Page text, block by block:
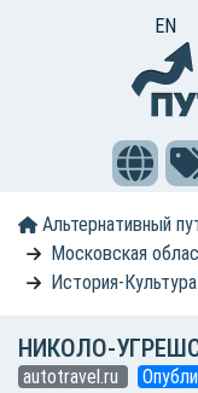
EN
Альтернативный
Московская
История-Культура
НИКОЛО-
autotravel.ru